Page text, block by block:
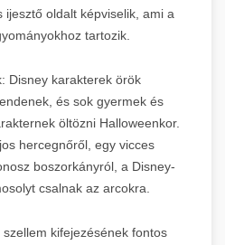
ijesztő oldalt képviselik, ami a
tartozik.
Disney karakterek örök
és sok gyermek és
öltözni Halloweenkor.
hercegnőről, egy vicces
boszorkányról, a Disney-
csalnak az arcokra.
kifejezésének fontos